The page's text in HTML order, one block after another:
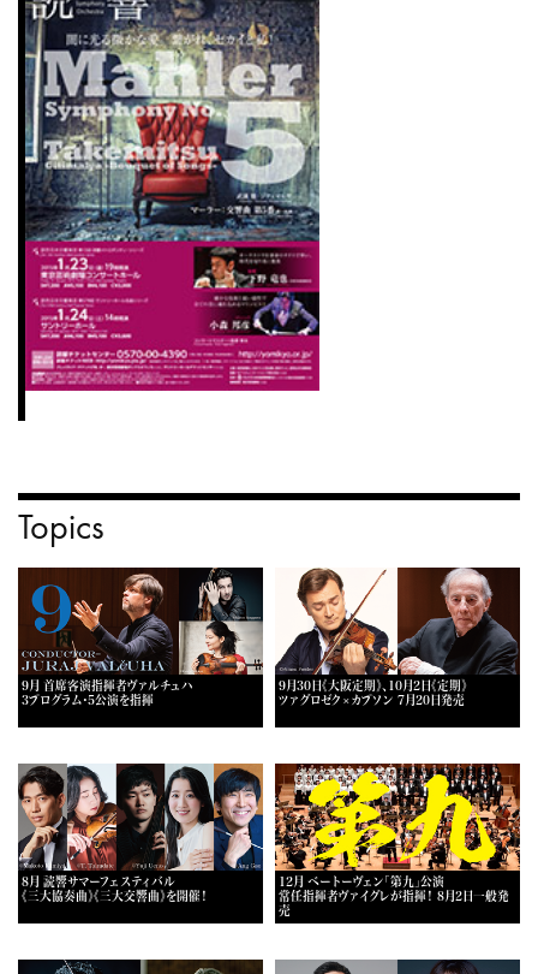
Topics
9月 首席客演指揮者ヴァルチュハ
3プログラム・5公演を指揮
9月30日《大阪定期》、10月2日《定期》
ツァグロゼク×カプソン 7月20日発売
8月 読響サマーフェスティバル
《三大協奏曲》《三大交響曲》を開催！
12月 ベートーヴェン「第九」公演
常任指揮者ヴァイグレが指揮！ 8月2日一般発
売